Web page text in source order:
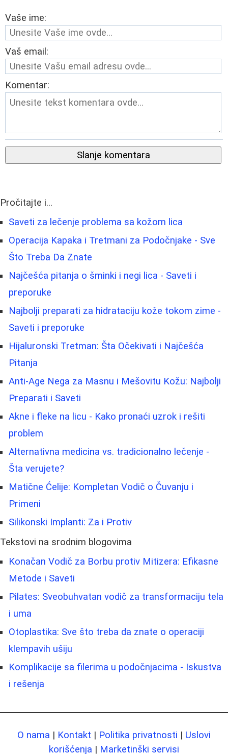
Vaše ime:
Vaš email:
Komentar:
Slanje komentara
Pročitajte i...
Saveti za lečenje problema sa kožom lica
Operacija Kapaka i Tretmani za Podočnjake - Sve
Što Treba Da Znate
Najčešća pitanja o šminki i negi lica - Saveti i
preporuke
Najbolji preparati za hidrataciju kože tokom zime -
Saveti i preporuke
Hijaluronski Tretman: Šta Očekivati i Najčešća
Pitanja
Anti-Age Nega za Masnu i Mešovitu Kožu: Najbolji
Preparati i Saveti
Akne i fleke na licu - Kako pronaći uzrok i rešiti
problem
Alternativna medicina vs. tradicionalno lečenje -
Šta verujete?
Matične Ćelije: Kompletan Vodič o Čuvanju i
Primeni
Silikonski Implanti: Za i Protiv
Tekstovi na srodnim blogovima
Konačan Vodič za Borbu protiv Mitizera: Efikasne
Metode i Saveti
Pilates: Sveobuhvatan vodič za transformaciju tela
i uma
Otoplastika: Sve što treba da znate o operaciji
klempavih ušiju
Komplikacije sa filerima u podočnjacima - Iskustva
i rešenja
O nama | Kontakt | Politika privatnosti | Uslovi
korišćenja | Marketinški servisi